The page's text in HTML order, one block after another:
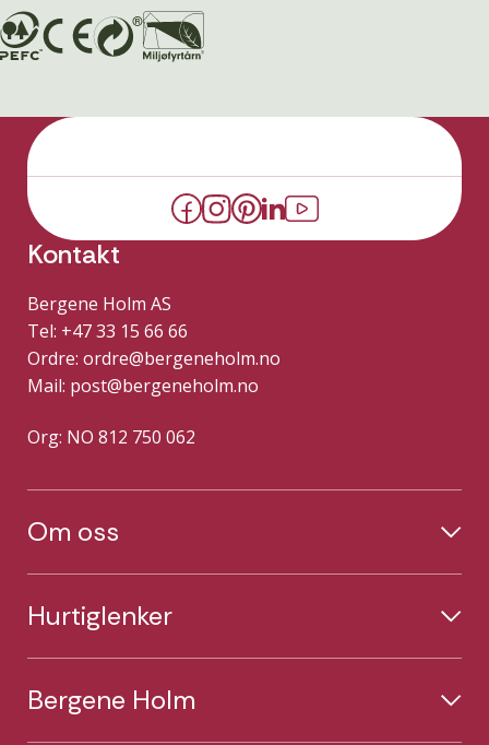
Kontakt
Bergene Holm AS
Tel: +47 33 15 66 66
Ordre: ordre@bergeneholm.no
Mail: post@bergeneholm.no
Org: NO 812 750 062
Om oss
Hurtiglenker
Bergene Holm